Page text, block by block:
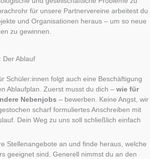
für unsere Partnervereine arbeitest du
und Organisationen heraus – um so neue
zu gewinnen.
Der Ablauf
Schüler:innen folgt auch eine Beschäftigung
Ablaufplan. Zuerst musst du dich – wie für
Nebenjobs – bewerben. Keine Angst, wir
scharf formuliertes Anschreiben mit
Dein Weg zu uns soll schließlich einfach
Stellenangebote an und finde heraus, welche
geeignet sind. Generell nimmst du an den